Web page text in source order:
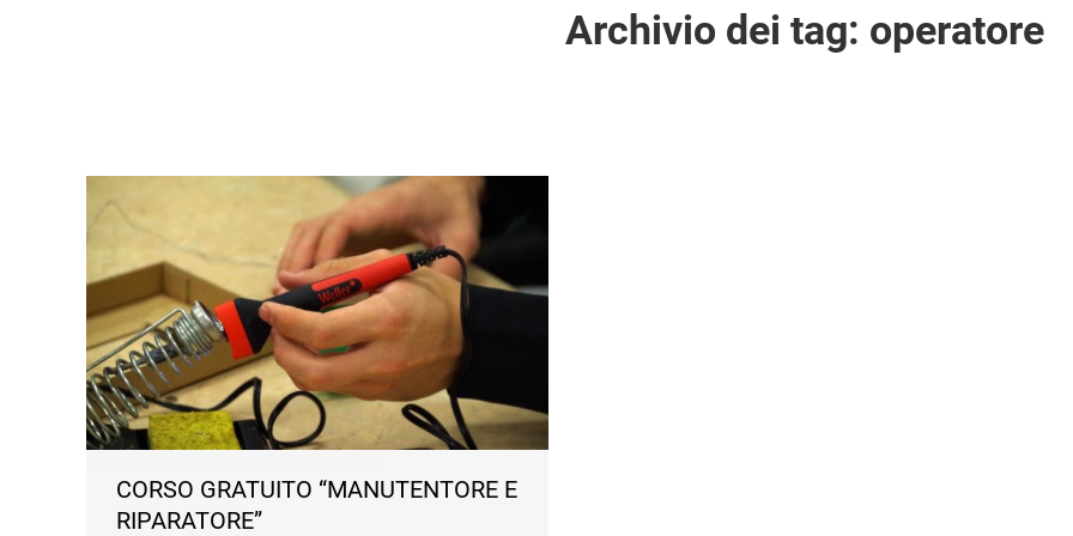
Archivio dei tag: operatore
CORSO GRATUITO “MANUTENTORE E
RIPARATORE”